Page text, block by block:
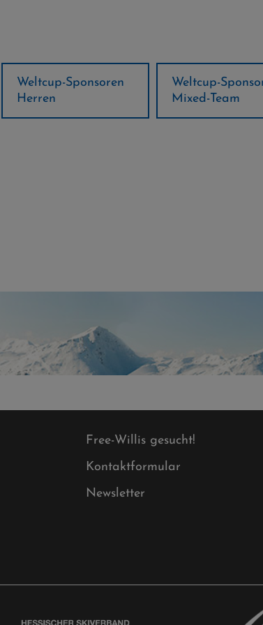
Weltcup-Sponsoren
Mixed-Team
Regions-Partner
Free-Willis gesucht!
Kontaktformular
Newsletter